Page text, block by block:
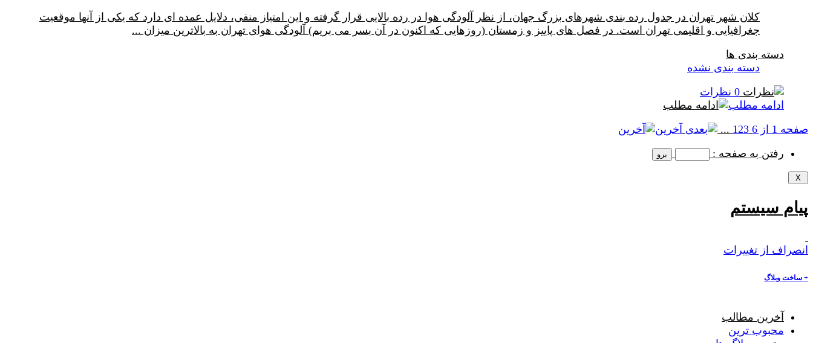
کلان شهر تهران در جدول رده بندی شهرهای بزرگ جهان، از نظر آلودگی هوا در رده بالایی قرار گرفته و این امتیاز منفی، دلایل عمده ای دارد که یکی از آنها موقعیت
جغرافیایی و اقلیمی تهران است. در فصل های پاییز و زمستان (روزهایی که اکنون در آن بسر می بریم) آلودگی هوای تهران به بالاترین میزان ...
دسته بندی ها
دسته بندی نشده
0 نظرات
ادامه مطلب
صفحه 1 از 6
123
...
آخرین
رفتن به صفحه :
پیام سیستم
انصراف از تغییرات
+ ساخت وبلاگ
آخرین مطالب
محبوب ترین